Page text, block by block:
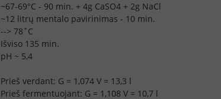
~67-69°C - 90 min. + 4g CaSO4 + 2g NaCl
~12 litrų mentalo pavirinimas - 10 min.
--> 78˚C
Išviso 135 min.
pH ~ 5,4
Prieš verdant: G = 1,074 V = 13,3 l
Prieš fermentuojant: G = 1,108 V = 10,7 l